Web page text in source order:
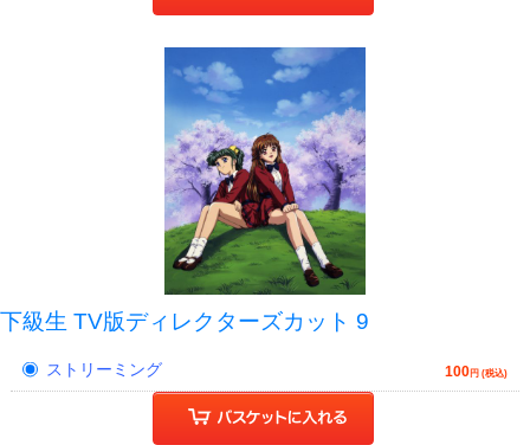
下級生 TV版ディレクターズカット 9
ストリーミング 100円 (税込)